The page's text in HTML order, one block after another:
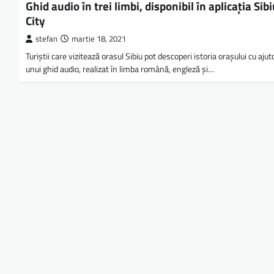
Ghid audio în trei limbi, disponibil în aplicaţia
City
stefan martie 18, 2021
Turiștii care vizitează orasul Sibiu pot descoperi istoria orașului cu
unui ghid audio, realizat în limba română, engleză și…